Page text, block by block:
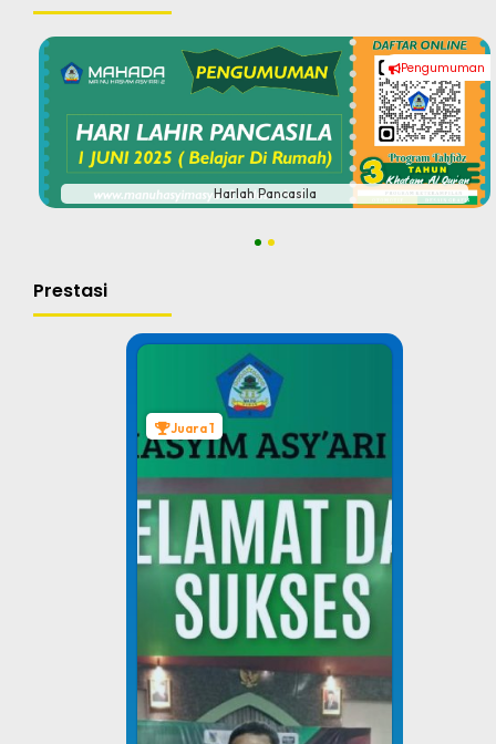
Pengumuman
#
Harlah Pancasila
Prestasi
Juara 1